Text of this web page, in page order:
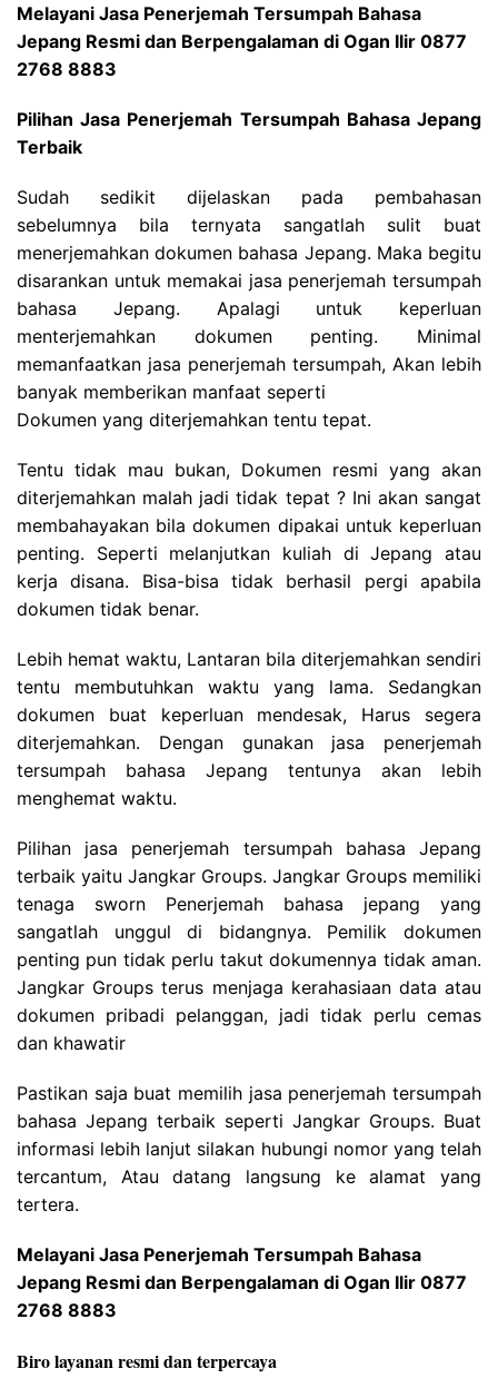
Melayani Jasa Penerjemah Tersumpah Bahasa
Jepang Resmi dan Berpengalaman di Ogan Ilir 0877
2768 8883
Pilihan Jasa Penerjemah Tersumpah Bahasa Jepang
Terbaik
Sudah sedikit dijelaskan pada pembahasan
sebelumnya bila ternyata sangatlah sulit buat
menerjemahkan dokumen bahasa Jepang. Maka begitu
disarankan untuk memakai jasa penerjemah tersumpah
bahasa Jepang. Apalagi untuk keperluan
menterjemahkan dokumen penting. Minimal
memanfaatkan jasa penerjemah tersumpah, Akan lebih
banyak memberikan manfaat seperti
Dokumen yang diterjemahkan tentu tepat.
Tentu tidak mau bukan, Dokumen resmi yang akan
diterjemahkan malah jadi tidak tepat ? Ini akan sangat
membahayakan bila dokumen dipakai untuk keperluan
penting. Seperti melanjutkan kuliah di Jepang atau
kerja disana. Bisa-bisa tidak berhasil pergi apabila
dokumen tidak benar.
Lebih hemat waktu, Lantaran bila diterjemahkan sendiri
tentu membutuhkan waktu yang lama. Sedangkan
dokumen buat keperluan mendesak, Harus segera
diterjemahkan. Dengan gunakan jasa penerjemah
tersumpah bahasa Jepang tentunya akan lebih
menghemat waktu.
Pilihan jasa penerjemah tersumpah bahasa Jepang
terbaik yaitu Jangkar Groups. Jangkar Groups memiliki
tenaga sworn Penerjemah bahasa jepang yang
sangatlah unggul di bidangnya. Pemilik dokumen
penting pun tidak perlu takut dokumennya tidak aman.
Jangkar Groups terus menjaga kerahasiaan data atau
dokumen pribadi pelanggan, jadi tidak perlu cemas
dan khawatir
Pastikan saja buat memilih jasa penerjemah tersumpah
bahasa Jepang terbaik seperti Jangkar Groups. Buat
informasi lebih lanjut silakan hubungi nomor yang telah
tercantum, Atau datang langsung ke alamat yang
tertera.
Melayani Jasa Penerjemah Tersumpah Bahasa
Jepang Resmi dan Berpengalaman di Ogan Ilir 0877
2768 8883
Biro layanan resmi dan terpercaya